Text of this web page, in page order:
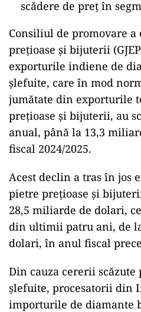
scădere de preț în
Consiliul de promovare
preţioase şi bijuterii
exporturile indiene de
şlefuite, care în mod
jumătate din exporturile
preţioase şi bijuterii, au
anual, până la 13,3
fiscal 2024/2025.
Acest declin a tras în jos
pietre preţioase şi
28,5 miliarde de dolari,
din ultimii patru ani, de
dolari, în anul fiscal
Din cauza cererii
şlefuite, procesatorii din
importurile de diamante